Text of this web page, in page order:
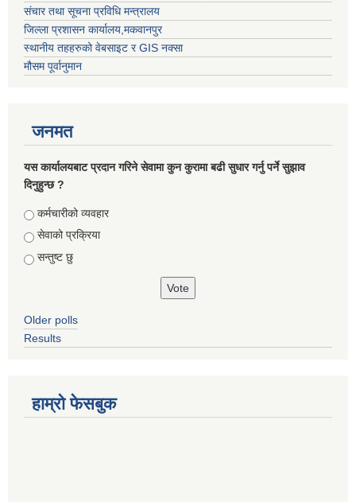
संचार तथा सूचना प्रविधि मन्त्रालय
जिल्ला प्रशासन कार्यालय,मकवानपुर
स्थानीय तहहरुको वेबसाइट र GIS नक्सा
मौसम पूर्वानुमान
जनमत
यस कार्यालयबाट प्रदान गरिने सेवामा कुन कुरामा बढी सुधार गर्नु पर्ने सुझाव
दिनुहुन्छ ?
Choices
कर्मचारीको व्यवहार
सेवाको प्रक्रिया
सन्तुष्ट छु
Older polls
Results
हाम्रो फेसबुक